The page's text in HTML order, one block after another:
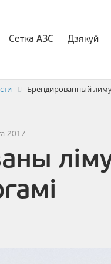
Сетка АЗС Дзякуй
Брендированный
2017